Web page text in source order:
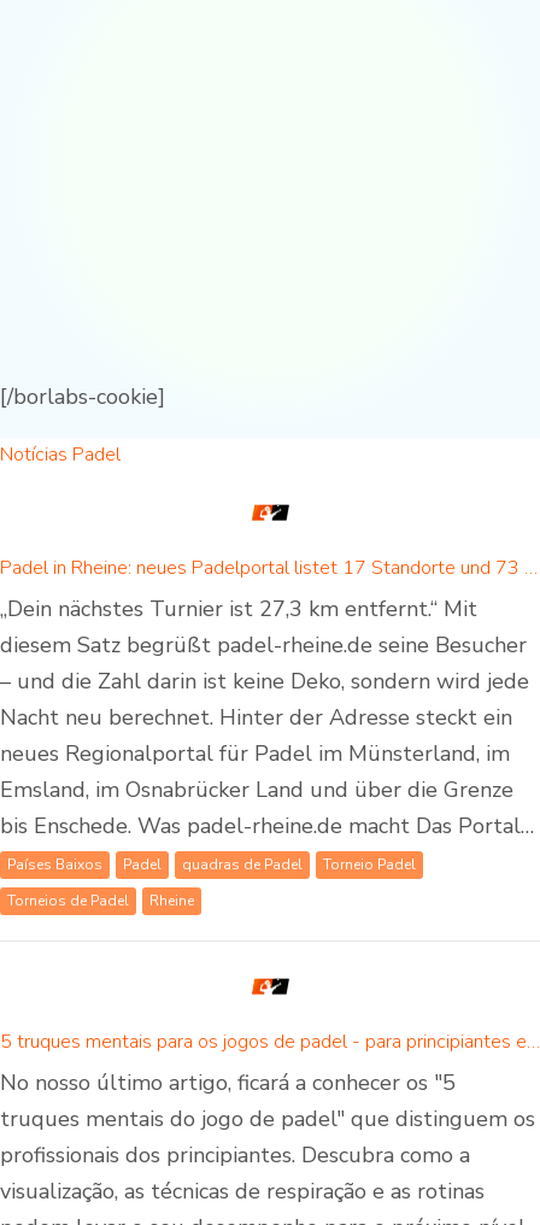
[/borlabs-cookie]
Notícias Padel
Padel in Rheine: neues Padelportal listet 17 Standorte und 73 Padel-Courts in Rheine und Umgebung
„Dein nächstes Turnier ist 27,3 km entfernt.“ Mit
diesem Satz begrüßt padel-rheine.de seine Besucher
– und die Zahl darin ist keine Deko, sondern wird jede
Nacht neu berechnet. Hinter der Adresse steckt ein
neues Regionalportal für Padel im Münsterland, im
Emsland, im Osnabrücker Land und über die Grenze
bis Enschede. Was padel-rheine.de macht Das Portal…
Países Baixos Padel quadras de Padel
Torneio Padel
Torneios de Padel
Rheine
5 truques mentais para os jogos de padel - para principiantes e jogadores avançados de padel
No nosso último artigo, ficará a conhecer os "5
truques mentais do jogo de padel" que distinguem os
profissionais dos principiantes. Descubra como a
visualização, as técnicas de respiração e as rotinas